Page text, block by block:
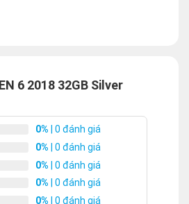
6 2018 32GB Silver
0% | 0 đánh giá
0% | 0 đánh giá
0% | 0 đánh giá
0% | 0 đánh giá
0% | 0 đánh giá